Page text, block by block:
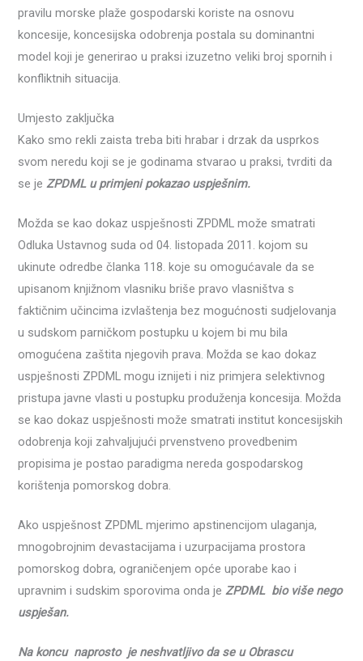
pravilu morske plaže gospodarski koriste na osnovu
koncesije, koncesijska odobrenja postala su dominantni
model koji je generirao u praksi izuzetno veliki broj spornih i
konfliktnih situacija.
Umjesto zaključka
Kako smo rekli zaista treba biti hrabar i drzak da usprkos
svom neredu koji se je godinama stvarao u praksi, tvrditi da
se jeZPDML u primjeni pokazao uspješnim.
Možda se kao dokaz uspješnosti ZPDML može smatrati
Odluka Ustavnog suda od 04. listopada 2011. kojom su
ukinute odredbe članka 118. koje su omogućavale da se
upisanom knjižnom vlasniku briše pravo vlasništva s
faktičnim učincima izvlaštenja bez mogućnosti sudjelovanja
u sudskom parničkom postupku u kojem bi mu bila
omogućena zaštita njegovih prava. Možda se kao dokaz
uspješnosti ZPDML mogu iznijeti i niz primjera selektivnog
pristupa javne vlasti u postupku produženja koncesija. Možda
se kao dokaz uspješnosti može smatrati institut koncesijskih
odobrenja koji zahvaljujući prvenstveno provedbenim
propisima je postao paradigma nereda gospodarskog
korištenja pomorskog dobra.
Ako uspješnost ZPDML mjerimo apstinencijom ulaganja,
mnogobrojnim devastacijama i uzurpacijama prostora
pomorskog dobra, ograničenjem opće uporabe kao i
upravnim i sudskim sporovima onda jeZPDML bio više nego
uspješan.
Na koncu naprosto je neshvatljivo da se u Obrascu